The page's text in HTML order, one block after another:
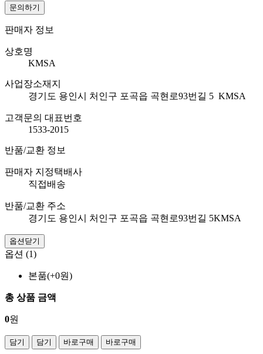
문의하기
판매자 정보
상호명
KMSA
사업장소재지
경기도 용인시 처인구 포곡읍 곡현로93번길 5 KMSA
고객문의 대표번호
1533-2015
반품/교환 정보
판매자 지정택배사
직접배송
반품/교환 주소
경기도 용인시 처인구 포곡읍 곡현로93번길 5KMSA
옵션닫기
옵션 (1)
본품(+0원)
총 상품 금액
0원
담기 담기 바로구매 바로구매